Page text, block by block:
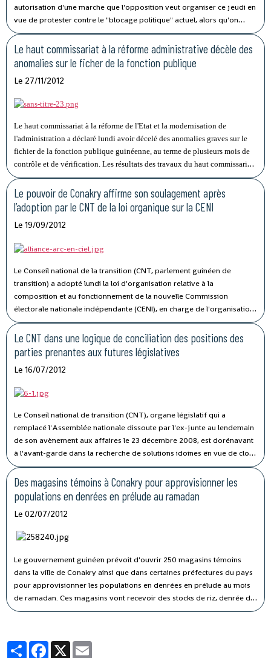
autorisation d'une marche que l'opposition veut organiser ce jeudi en
vue de protester contre le "blocage politique" actuel, alors qu'on
s'achemine vers les élections comme le prévoit le calendrier de la
CENI.
Le haut commissariat à la réforme administrative décèle des
anomalies sur le ficher de la fonction publique
Le 27/11/2012
Le haut commissariat à la réforme de l'Etat et la modernisation de
l'administration a déclaré lundi avoir décelé des anomalies graves sur le
fichier de la fonction publique guinéenne, au terme de plusieurs mois de
contrôle et de vérification. Les résultats des travaux du haut commissariat
sur le fichier des fonctionnaires publics a permis ainsi de repéré le cas 1
050 personnes décédées qu'on continue de payer régulièrement et 932 cas
d'abandon de postes de travail
Le pouvoir de Conakry affirme son soulagement après
l’adoption par le CNT de la loi organique sur la CENI
Le 19/09/2012
Le Conseil national de la transition (CNT, parlement guinéen de
transition) a adopté lundi la loi d'organisation relative à la
composition et au fonctionnement de la nouvelle Commission
électorale nationale indépendante (CENI), en charge de l'organisation
de toutes les élections politiques en Guinée. Dans son exposé de
motif, le rapporteur de l'inter-commission du CNT Mohamed Traoré
a noté que cette composition de la CENI doit tenir compte d'une parité
dans la désignation des représentants des deux tendances politiques.
Le CNT dans une logique de conciliation des positions des
parties prenantes aux futures législatives
Le 16/07/2012
Le Conseil national de transition (CNT), organe législatif qui a
remplacé l'Assemblée nationale dissoute par l'ex-junte au lendemain
de son avènement aux affaires le 23 décembre 2008, est dorénavant
à l'avant-garde dans la recherche de solutions idoines en vue de clore
le processus de transition qui n'a que trop duré en Guinée.
Des magasins témoins à Conakry pour approvisionner les
populations en denrées en prélude au ramadan
Le 02/07/2012
Le gouvernement guinéen prévoit d'ouvrir 250 magasins témoins
dans la ville de Conakry ainsi que dans certaines préfectures du pays
pour approvisionner les populations en denrées en prélude au mois
de ramadan. Ces magasins vont recevoir des stocks de riz, denrée de
base dans l'alimentation des populations, dont le sac de 50
PartagerFacebook
X